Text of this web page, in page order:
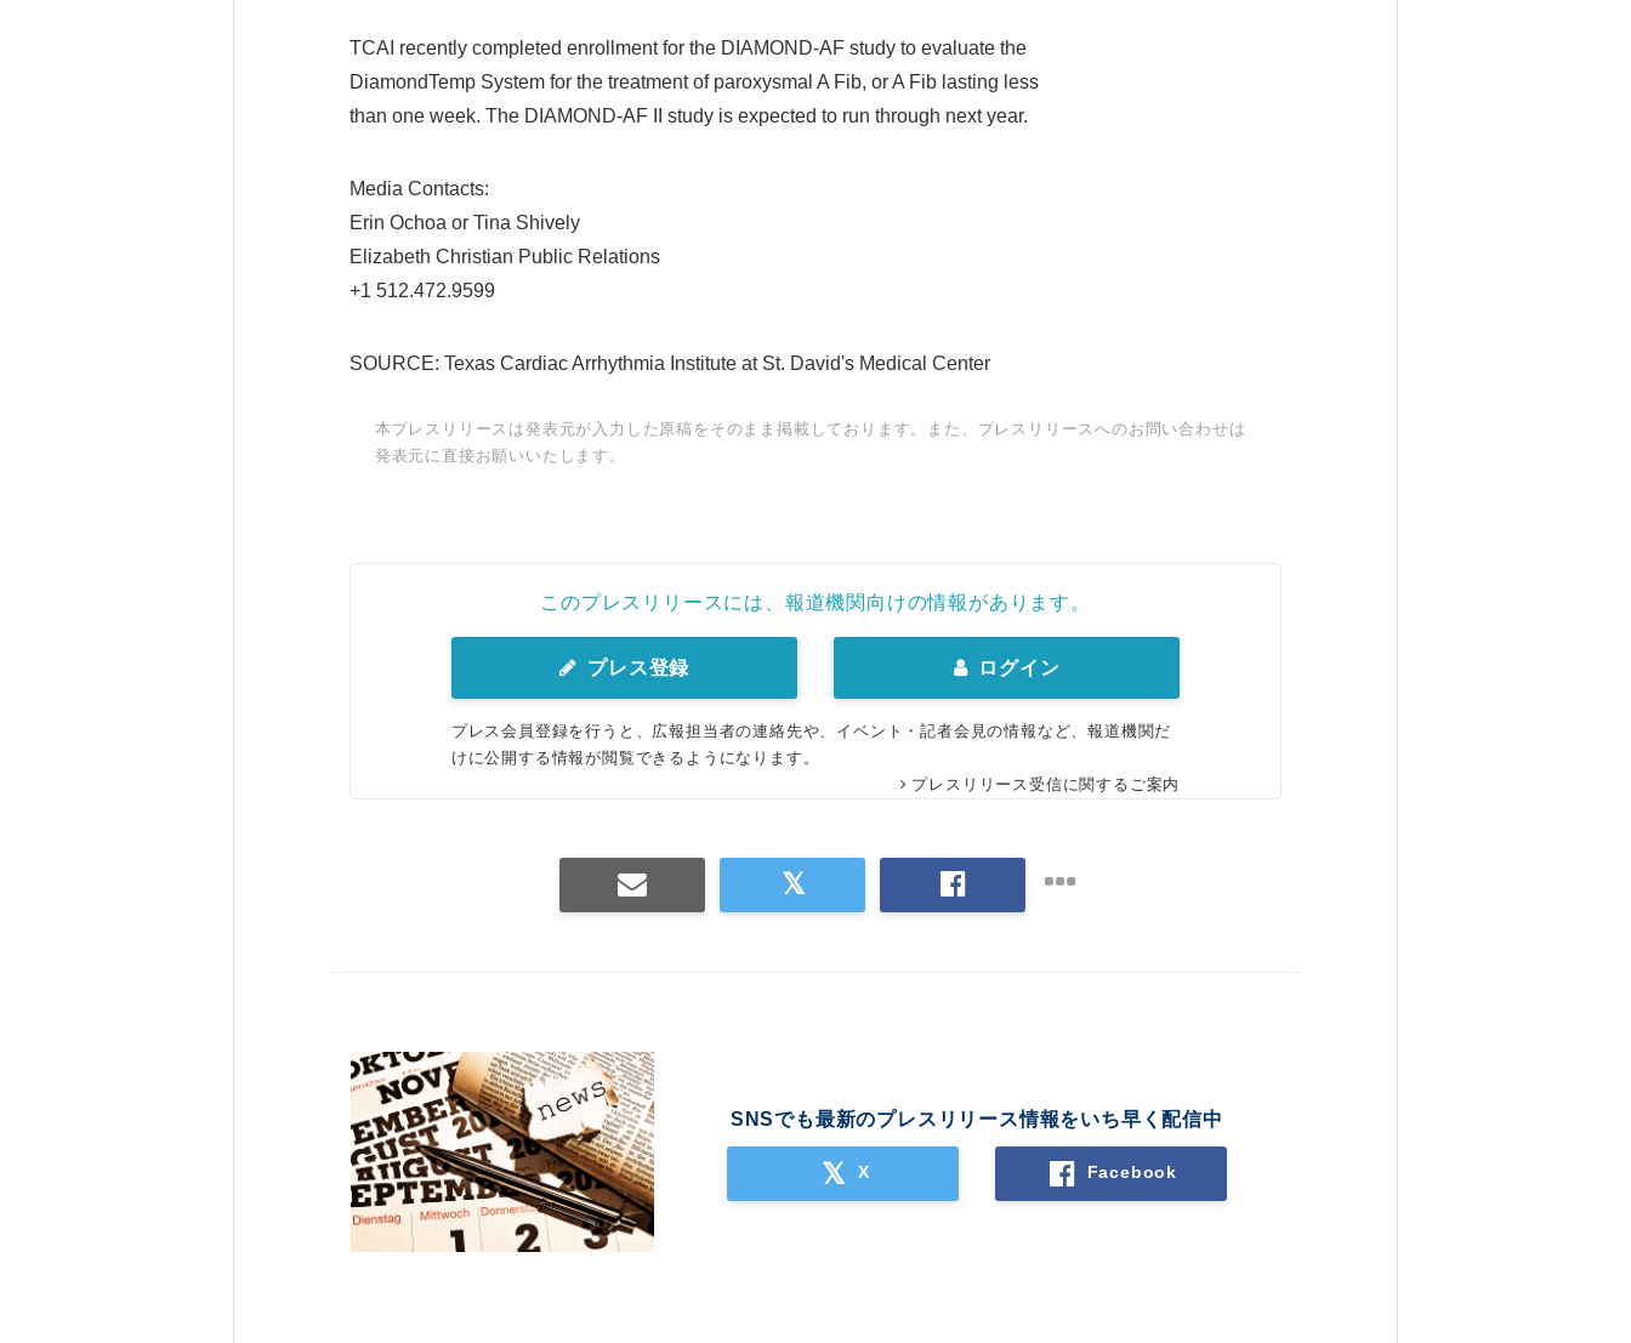
TCAI recently completed enrollment for the DIAMOND-AF study to evaluate the
DiamondTemp System for the treatment of paroxysmal A Fib, or A Fib lasting less
than one week. The DIAMOND-AF II study is expected to run through next year.
Media Contacts:
Erin Ochoa or Tina Shively
Elizabeth Christian Public Relations
+1 512.472.9599
SOURCE: Texas Cardiac Arrhythmia Institute at St. David's Medical Center
本プレスリリースは発表元が入力した原稿をそのまま掲載しております。また、プレスリリースへのお問い合わせは
発表元に直接お願いいたします。
このプレスリリースには、報道機関向けの情報があります。
プレス登録 ログイン
プレス会員登録を行うと、広報担当者の連絡先や、イベント・記者会見の情報など、報道機関だ
けに公開する情報が閲覧できるようになります。
プレスリリース受信に関するご案内
SNSでも最新のプレスリリース情報をいち早く配信中
X Facebook